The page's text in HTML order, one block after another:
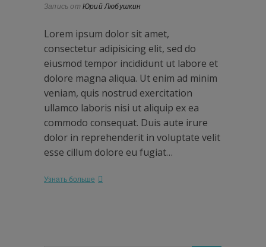
Запись от Юрий Любушкин
Lorem ipsum dolor sit amet,
consectetur adipisicing elit, sed do
eiusmod tempor incididunt ut labore et
dolore magna aliqua. Ut enim ad minim
veniam, quis nostrud exercitation
ullamco laboris nisi ut aliquip ex ea
commodo consequat. Duis aute irure
dolor in reprehenderit in voluptate velit
esse cillum dolore eu fugiat…
Узнать больше